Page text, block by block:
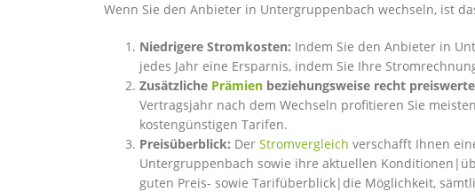
Wenn Sie den Anbieter in Untergruppenbach wechseln, ist
Niedrigere Stromkosten: Indem Sie den Anbieter in
jedes Jahr eine Ersparnis, indem Sie Ihre
Zusätzliche Prämien beziehungsweise recht
Vertragsjahr nach dem Wechseln profitieren Sie
kostengünstigen Tarifen.
Preisüberblick: Der Stromvergleich verschafft Ihnen
Untergruppenbach sowie ihre aktuellen
guten Preis- sowie Tarifüberblick|die Möglichkeit,